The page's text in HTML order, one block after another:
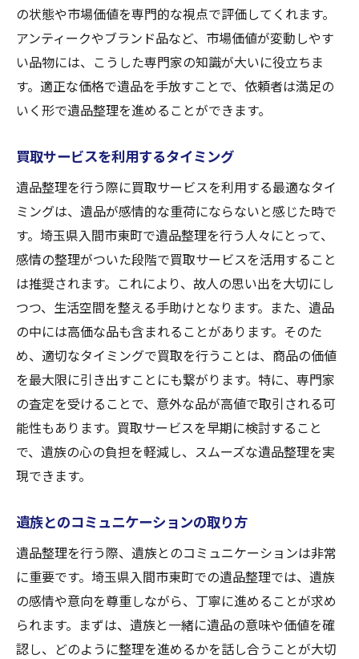
査定士とのコミュニケーションの重要性
公正な取引がもたらす遺族の安心
地域住民としての責任感を持った取引
買取価格に納得するためのヒント
遺族に安心を！入間市での遺品整理における買
取業者の選び方
口コミと実績を基にした選択
査定の際に確認すべきポイント
買取業者選びで失敗しないコツ
遺族に寄り添うサービスの見極め
地域コミュニティとの連携による信頼構築
地域に根ざしたサービスで入間市の遺品整理を
もっと効率的に
地域特性を活かしたサービス提供の意義
地域密着型サービスの強み
効率的な遺品整理の進め方
地域コミュニティとの連携強化
地域内での情報交換の重要性
の状態や市場価値を専門的な視点で評価してくれます。
アンティークやブランド品など、市場価値が変動しやす
い品物には、こうした専門家の知識が大いに役立ちま
す。適正な価格で遺品を手放すことで、依頼者は満足の
いく形で遺品整理を進めることができます。
買取サービスを利用するタイミング
遺品整理を行う際に買取サービスを利用する最適なタイ
ミングは、遺品が感情的な重荷にならないと感じた時で
す。埼玉県入間市東町で遺品整理を行う人々にとって、
感情の整理がついた段階で買取サービスを活用すること
は推奨されます。これにより、故人の思い出を大切にし
つつ、生活空間を整える手助けとなります。また、遺品
の中には高価な品も含まれることがあります。そのた
め、適切なタイミングで買取を行うことは、商品の価値
を最大限に引き出すことにも繋がります。特に、専門家
の査定を受けることで、意外な品が高値で取引される可
能性もあります。買取サービスを早期に検討すること
で、遺族の心の負担を軽減し、スムーズな遺品整理を実
現できます。
遺族とのコミュニケーションの取り方
遺品整理を行う際、遺族とのコミュニケーションは非常
に重要です。埼玉県入間市東町での遺品整理では、遺族
の感情や意向を尊重しながら、丁寧に進めることが求め
られます。まずは、遺族と一緒に遺品の意味や価値を確
認し、どのように整理を進めるかを話し合うことが大切